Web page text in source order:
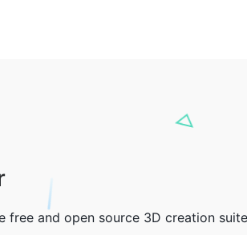
free and open source 3D creation